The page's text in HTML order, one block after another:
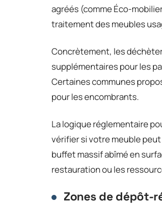
agréés (comme Éco-
traitement des meubles
Concrètement, les
supplémentaires pour les
Certaines communes
pour les encombrants.
La logique réglementaire
vérifier si votre meuble
buffet massif abîmé en
restauration ou les
Zones de dépôt-